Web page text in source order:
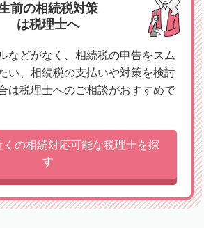
前の相続税対策
は税理士へ
などがなく、相続税の申告をスム
い、相続税の支払いや対策を検討
は税理士へのご相談がおすすめで
の相続対応可能な税理士を探
す